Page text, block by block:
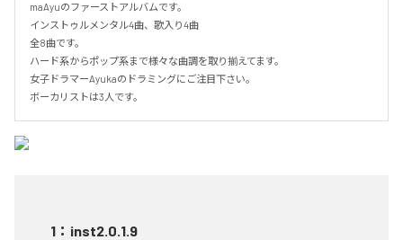
maAyuのファーストアルバムです。
インストゥルメンタル4曲、歌入り4曲
全8曲です。
ハード系からポップ系まで様々な曲調を取り揃えてます。
女子ドラマーAyukaのドラミングにご注目下さい。
ボーカリストは3人です。
1 ： inst2.0.1.9